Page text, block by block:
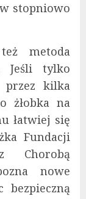
stopniowo
metoda
Jeśli tylko
przez kilka
żłobka na
łatwiej się
Fundacji
Chorobą
nowe